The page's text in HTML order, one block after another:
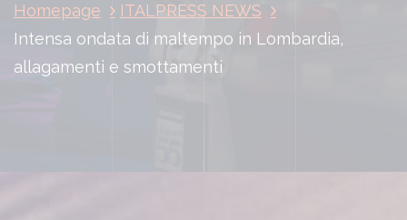
Homepage
ITALPRESS NEWS
Intensa ondata di maltempo in Lombardia,
allagamenti e smottamenti